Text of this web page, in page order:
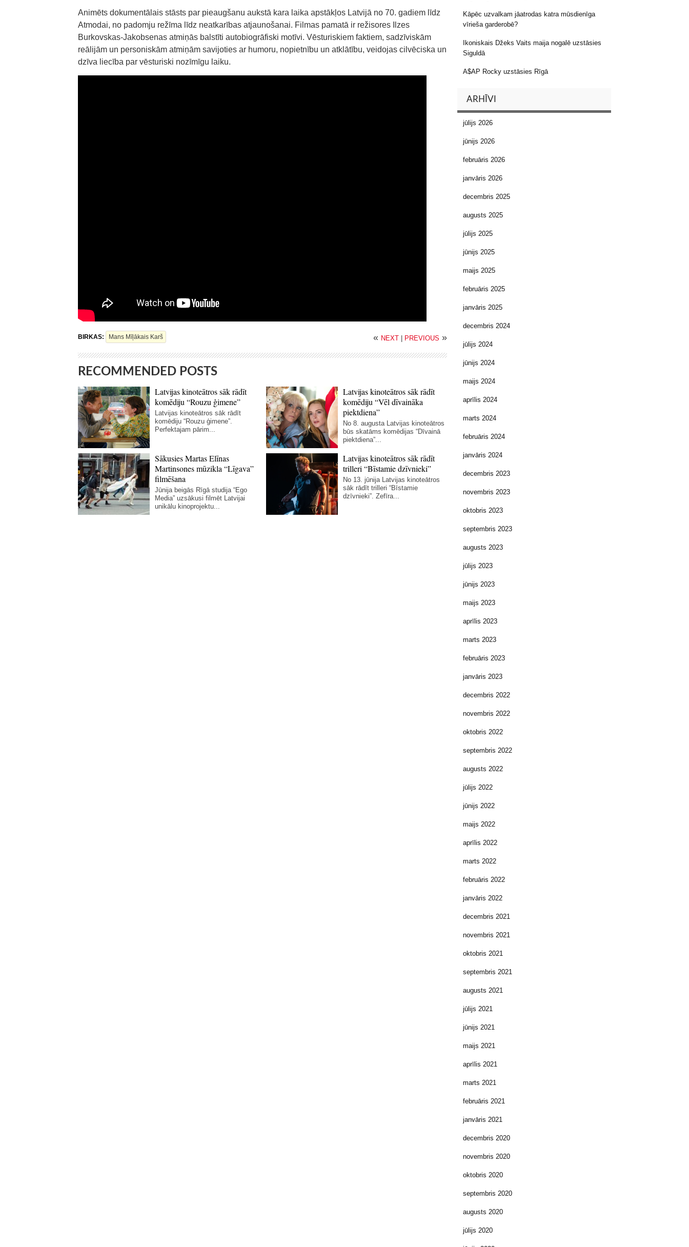
Animēts dokumentālais stāsts par pieaugšanu aukstā kara laika apstākļos Latvijā no 70. gadiem līdz
Atmodai, no padomju režīma līdz neatkarības atjaunošanai. Filmas pamatā ir režisores Ilzes
Burkovskas-Jakobsenas atmiņās balstīti autobiogrāfiski motīvi. Vēsturiskiem faktiem, sadzīviskām
reālijām un personiskām atmiņām savijoties ar humoru, nopietnību un atklātību, veidojas cilvēciska un
dzīva liecība par vēsturiski nozīmīgu laiku.
BIRKAS: Mans Mīļākais Karš « NEXT PREVIOUS »
RECOMMENDED POSTS
Latvijas kinoteātros sāk rādīt
komēdiju “Rouzu ģimene”
Latvijas kinoteātros sāk rādīt
komēdiju “Rouzu ģimene”.
Perfektajam pārim...
Latvijas kinoteātros sāk rādīt
komēdiju “Vēl dīvaināka
piektdiena”
No 8. augusta Latvijas kinoteātros
būs skatāms komēdijas “Dīvainā
piektdiena”...
Sākusies Martas Elīnas
Martinsones mūzikla “Līgava”
filmēšana
Jūnija beigās Rīgā studija “Ego
Media” uzsākusi filmēt Latvijai
unikālu kinoprojektu...
Latvijas kinoteātros sāk rādīt
trilleri “Bīstamie dzīvnieki”
No 13. jūnija Latvijas kinoteātros
sāk rādīt trilleri “Bīstamie
dzīvnieki”. Zefīra...
Kāpēc uzvalkam jāatrodas katra mūsdienīga
vīrieša garderobē?
Ikoniskais Džeks Vaits maija nogalē uzstāsies
Siguldā
A$AP Rocky uzstāsies Rīgā
ARHĪVI
jūlijs 2026
jūnijs 2026
februāris 2026
janvāris 2026
decembris 2025
augusts 2025
jūlijs 2025
jūnijs 2025
maijs 2025
februāris 2025
janvāris 2025
decembris 2024
jūlijs 2024
jūnijs 2024
maijs 2024
aprīlis 2024
marts 2024
februāris 2024
janvāris 2024
decembris 2023
novembris 2023
oktobris 2023
septembris 2023
augusts 2023
jūlijs 2023
jūnijs 2023
maijs 2023
aprīlis 2023
marts 2023
februāris 2023
janvāris 2023
decembris 2022
novembris 2022
oktobris 2022
septembris 2022
augusts 2022
jūlijs 2022
jūnijs 2022
maijs 2022
aprīlis 2022
marts 2022
februāris 2022
janvāris 2022
decembris 2021
novembris 2021
oktobris 2021
septembris 2021
augusts 2021
jūlijs 2021
jūnijs 2021
maijs 2021
aprīlis 2021
marts 2021
februāris 2021
janvāris 2021
decembris 2020
novembris 2020
oktobris 2020
septembris 2020
augusts 2020
jūlijs 2020